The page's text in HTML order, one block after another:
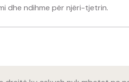
dhe ndihme për njëri-tjetrin.